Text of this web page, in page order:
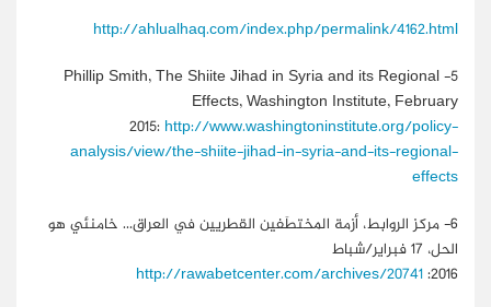
http://ahlualhaq.com/index.php/permalink/4162.html
5-
Phillip Smith, The Shiite Jihad in Syria and its Regional
Effects, Washington Institute, February
2015: http://www.washingtoninstitute.org/policy-
analysis/view/the-shiite-jihad-in-syria-and-its-regional-
effects
6- مركز الروابط، أزمة المختطَفين القطريين في العراق... خامنئي هو
الحل، 17 فبراير/شباط
2016:
http://rawabetcenter.com/archives/20741